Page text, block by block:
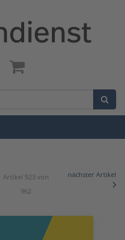
Artikel 923 von
962
nächster Artikel